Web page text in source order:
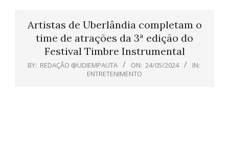
Artistas de Uberlândia completam o
time de atrações da 3ª edição do
Festival Timbre Instrumental
BY: REDAÇÃO @UDIEMPAUTA ON: 24/05/2024
IN:
ENTRETENIMENTO